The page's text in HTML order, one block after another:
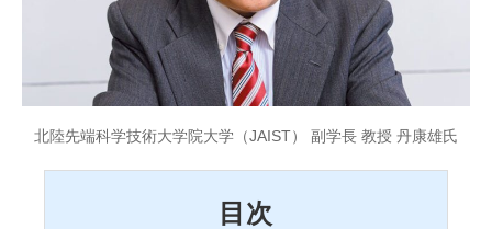
北陸先端科学技術大学院大学（JAIST） 副学長 教授 丹康雄氏
目次